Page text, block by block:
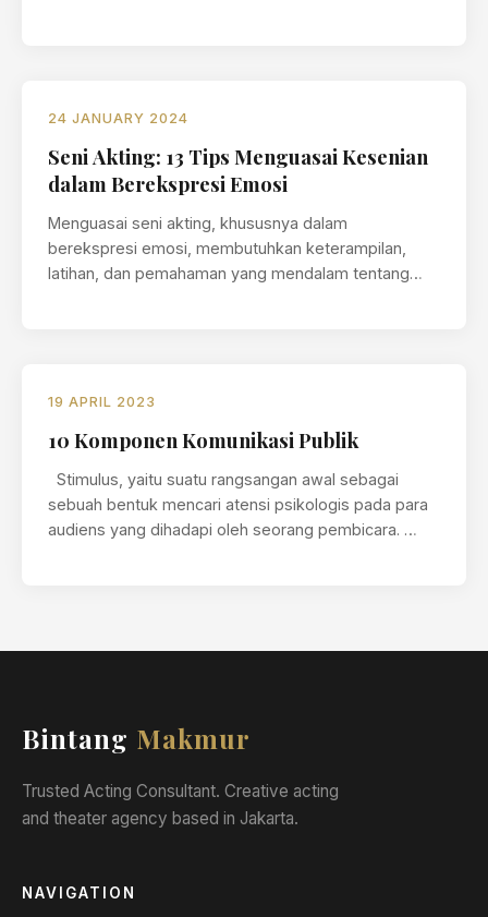
24 JANUARY 2024
Seni Akting: 13 Tips Menguasai Kesenian
dalam Berekspresi Emosi
Menguasai seni akting, khususnya dalam
berekspresi emosi, membutuhkan keterampilan,
latihan, dan pemahaman yang mendalam tentang
19 APRIL 2023
10 Komponen Komunikasi Publik
Stimulus, yaitu suatu rangsangan awal sebagai
sebuah bentuk mencari atensi psikologis pada para
audiens yang dihadapi oleh seorang pembicara. …
Bintang Makmur
Trusted Acting Consultant. Creative acting
and theater agency based in Jakarta.
NAVIGATION